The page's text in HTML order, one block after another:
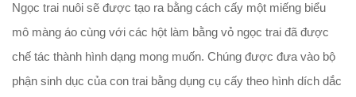
Ngọc trai nuôi sẽ được tạo ra bằng cách cấy một miếng biểu
mô màng áo cùng với các hột làm bằng vỏ ngọc trai đã được
chế tác thành hình dạng mong muốn. Chúng được đưa vào bộ
phận sinh dục của con trai bằng dụng cụ cấy theo hình dích dắc